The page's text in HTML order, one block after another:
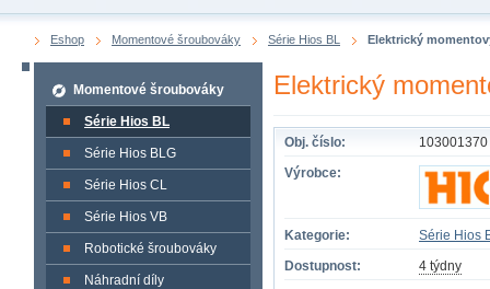
Eshop Momentové šroubováky Série Hios BL Elektrický
Elektrický
Obj. číslo:
103001370
Výrobce:
Kategorie:
Série Hios
Dostupnost:
4 týdny
Momentové šroubováky
Série Hios BL
Série Hios BLG
Série Hios CL
Série Hios VB
Robotické šroubováky
Náhradní díly